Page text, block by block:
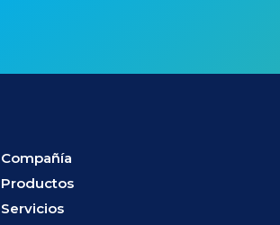
Compañía
Productos
Servicios